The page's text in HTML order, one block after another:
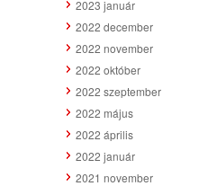
2023 január
2022 december
2022 november
2022 október
2022 szeptember
2022 május
2022 április
2022 január
2021 november